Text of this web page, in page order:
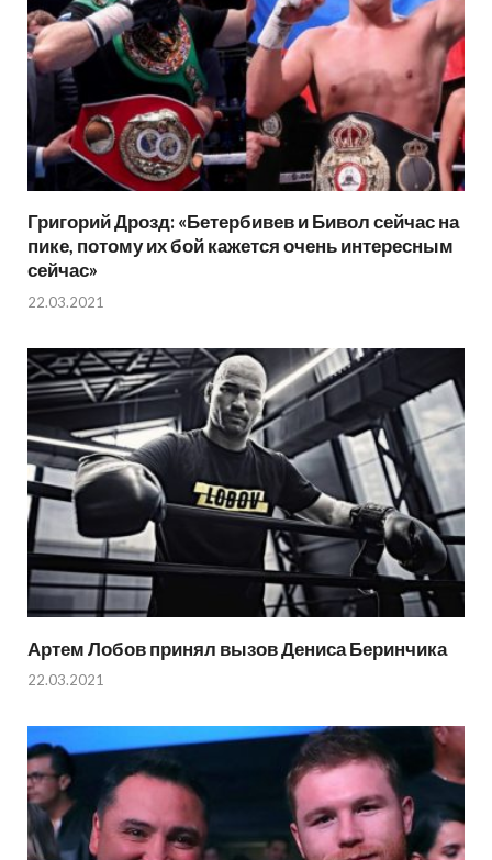
Григорий Дрозд: «Бетербивев и Бивол сейчас на
пике, потому их бой кажется очень интересным
сейчас»
22.03.2021
Артем Лобов принял вызов Дениса Беринчика
22.03.2021